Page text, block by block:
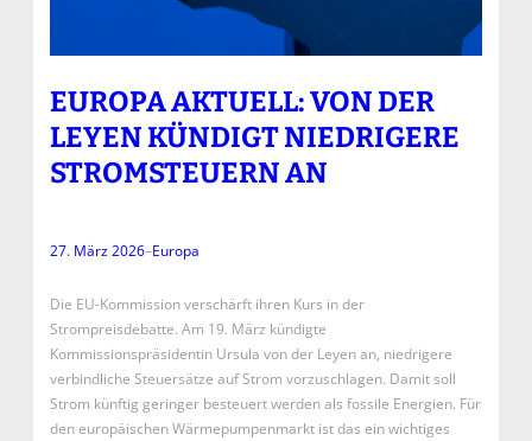
EUROPA AKTUELL: VON DER
LEYEN KÜNDIGT NIEDRIGERE
STROMSTEUERN AN
27. März 2026–Europa
Die EU-Kommission verschärft ihren Kurs in der
Strompreisdebatte. Am 19. März kündigte
Kommissionspräsidentin Ursula von der Leyen an, niedrigere
verbindliche Steuersätze auf Strom vorzuschlagen. Damit soll
Strom künftig geringer besteuert werden als fossile Energien. Für
den europäischen Wärmepumpenmarkt ist das ein wichtiges